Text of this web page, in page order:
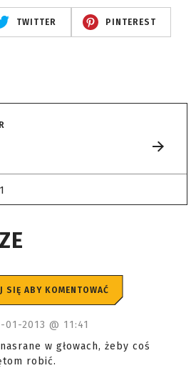
TWITTER PINTEREST
SIĘ ABY KOMENTOWAĆ
01-2013 @ 11:41
w głowach, żeby coś
robić.